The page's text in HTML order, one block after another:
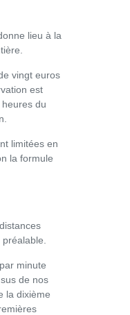
lieu à la
vingt euros
est
du
limitées en
la formule
minute
de nos
la dixième